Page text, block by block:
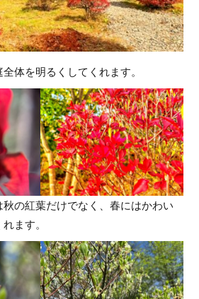
体を明るくしてくれます。
の紅葉だけでなく、春にはかわい
ます。